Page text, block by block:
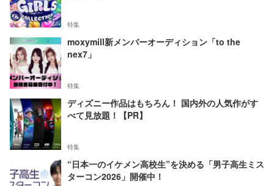
特集
moxymill新メンバーオーディション「to the
nex7」
特集
ディズニー作品はもちろん！ 国内外の人気作がす
べて見放題！【PR】
特集
“日本一のイケメン高校生”を決める「男子高生ミス
ターコン2026」開催中！